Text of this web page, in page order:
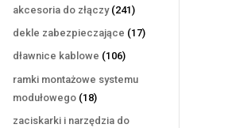
produktów
akcesoria do złączy 241241
produktów
dekle zabezpieczające 1717
dławnice kablowe 106106
ramki montażowe systemu
modułowego 1818
produktów
zaciskarki i narzędzia do